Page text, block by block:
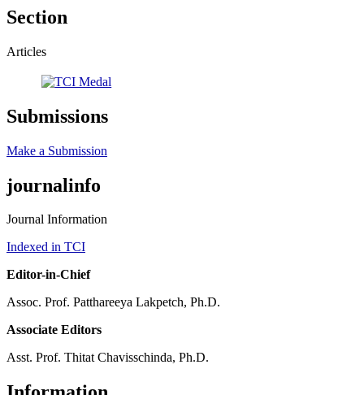
Section
Articles
Submissions
Make a Submission
journalinfo
Journal Information
Indexed in TCI
Editor-in-Chief
Assoc. Prof. Patthareeya Lakpetch, Ph.D.
Associate Editors
Asst. Prof. Thitat Chavisschinda, Ph.D.